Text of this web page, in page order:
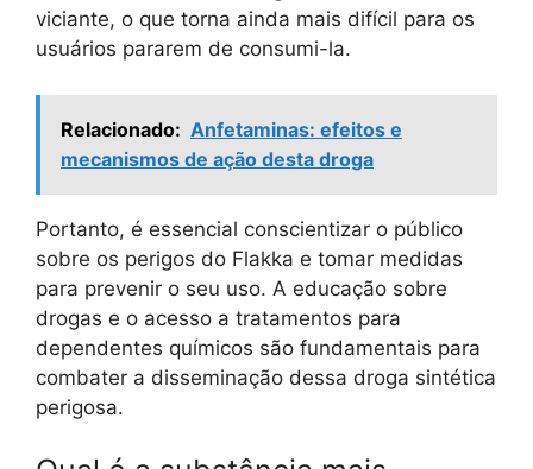
viciante, o que torna ainda mais difícil para os
usuários pararem de consumi-la.
Relacionado: Anfetaminas: efeitos e
mecanismos de ação desta droga
Portanto, é essencial conscientizar o público
sobre os perigos do Flakka e tomar medidas
para prevenir o seu uso. A educação sobre
drogas e o acesso a tratamentos para
dependentes químicos são fundamentais para
combater a disseminação dessa droga sintética
perigosa.